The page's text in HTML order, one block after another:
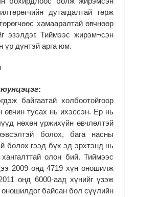
дутагдалтай төрж
хамааралтай өвчнөөр
эзэлдэг. Тиймээс жирэм¬сэн
үр дүнтэй арга юм.
:
байгаатай холбоотойгоор
өвчин тусах нь ихэссэн. Ер нь
нөхөн үржихүйн өвчлөлтэй
болох, бага насны
болох гээд бүх эд эрхтэнд нь
олон бий. Тиймээс
2009 онд 4719 хүн оношилж
онд 6000-аад хүнийг үзэж
байсан бол сүүлийн